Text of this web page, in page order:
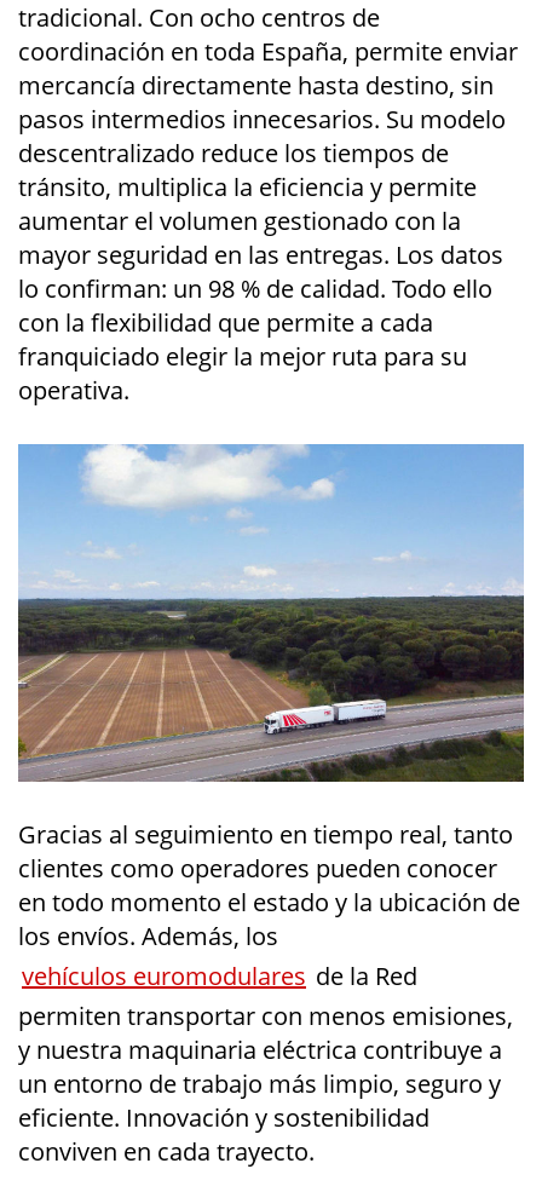
tradicional. Con ocho centros de
coordinación en toda España, permite enviar
mercancía directamente hasta destino, sin
pasos intermedios innecesarios. Su modelo
descentralizado reduce los tiempos de
tránsito, multiplica la eficiencia y permite
aumentar el volumen gestionado con la
mayor seguridad en las entregas. Los datos
lo confirman: un 98 % de calidad. Todo ello
con la flexibilidad que permite a cada
franquiciado elegir la mejor ruta para su
operativa.
Gracias al seguimiento en tiempo real, tanto
clientes como operadores pueden conocer
en todo momento el estado y la ubicación de
los envíos. Además, los
vehículos euromodulares de la Red
permiten transportar con menos emisiones,
y nuestra maquinaria eléctrica contribuye a
un entorno de trabajo más limpio, seguro y
eficiente. Innovación y sostenibilidad
conviven en cada trayecto.